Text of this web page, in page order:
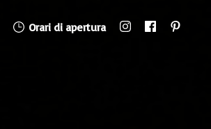
Orari di apertura